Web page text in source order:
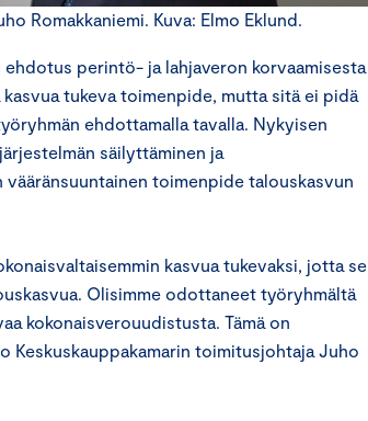
Romakkaniemi. Kuva: Elmo Eklund.
perintö- ja lahjaveron korvaamisesta
tukeva toimenpide, mutta sitä ei pidä
ehdottamalla tavalla. Nykyisen
säilyttäminen ja
toimenpide talouskasvun
kasvua tukevaksi, jotta se
Olisimme odottaneet työryhmältä
kokonaisverouudistusta. Tämä on
Keskuskauppakamarin toimitusjohtaja Juho